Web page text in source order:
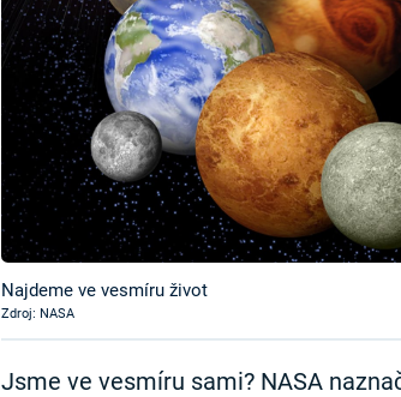
Najdeme ve vesmíru život
Zdroj: NASA
Jsme ve vesmíru sami? NASA